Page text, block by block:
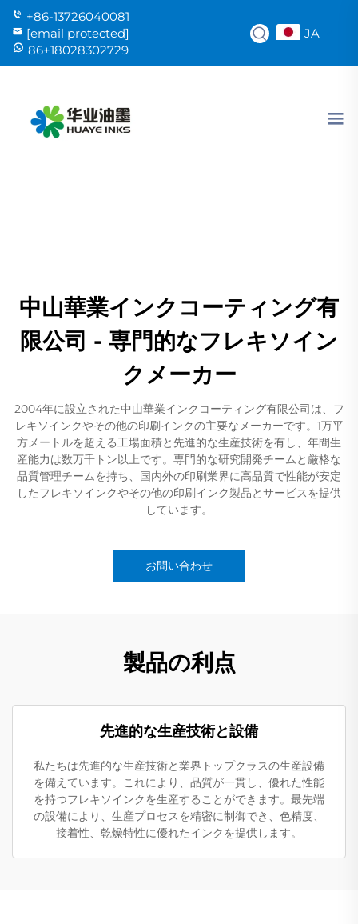
+86-13726040081
[email protected]
86+18028302729
JA
中山華業インクコーティング有
限公司 - 専門的なフレキソイン
クメーカー
2004年に設立された中山華業インクコーティング有限公司は、フ
レキソインクやその他の印刷インクの主要なメーカーです。1万平
方メートルを超える工場面積と先進的な生産技術を有し、年間生
産能力は数万千トン以上です。専門的な研究開発チームと厳格な
品質管理チームを持ち、国内外の印刷業界に高品質で性能が安定
したフレキソインクやその他の印刷インク製品とサービスを提供
しています。
お問い合わせ
製品の利点
先進的な生産技術と設備
私たちは先進的な生産技術と業界トップクラスの生産設備
を備えています。これにより、品質が一貫し、優れた性能
を持つフレキソインクを生産することができます。最先端
の設備により、生産プロセスを精密に制御でき、色精度、
接着性、乾燥特性に優れたインクを提供します。